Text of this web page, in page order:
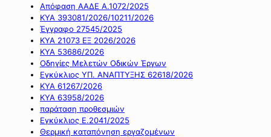
Απόφαση ΑΑΔΕ Α.1072/2025
ΚΥΑ 393081/2026/10211/2026
Έγγραφο 27545/2025
ΚΥΑ 21073 ΕΞ 2026/2026
ΚΥΑ 53686/2026
Οδηγίες Μελετών Οδικών Έργων
Εγκύκλιος ΥΠ. ΑΝΑΠΤΥΞΗΣ 62618/2026
ΚΥΑ 61267/2026
ΚΥΑ 63958/2026
παράταση προθεσμιών
Εγκύκλιος Ε.2041/2025
Θερμική καταπόνηση εργαζομένων